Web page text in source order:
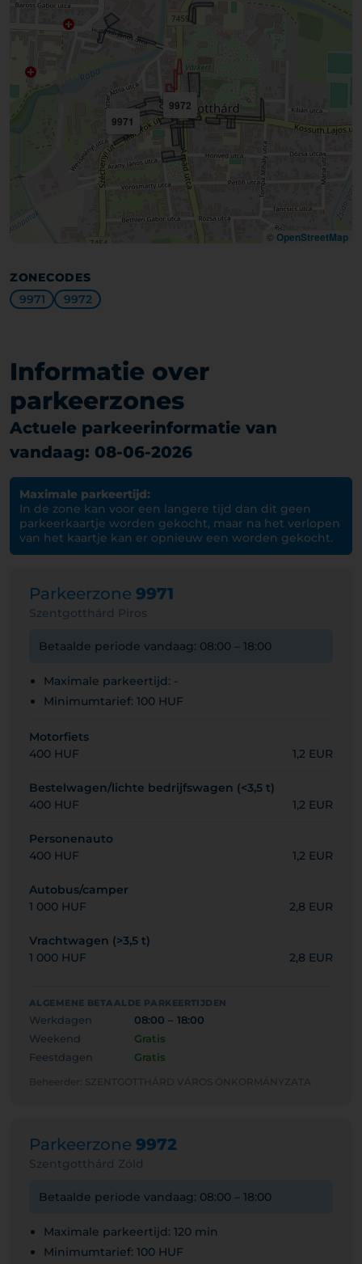
9971
9972
© OpenStreetMap
ZONECODES
9971
9972
Informatie over
parkeerzones
Actuele parkeerinformatie van
vandaag: 08-06-2026
Maximale parkeertijd:
In de zone kan voor een langere tijd dan dit geen
parkeerkaartje worden gekocht, maar na het verlopen
van het kaartje kan er opnieuw een worden gekocht.
Parkeerzone 9971
Szentgotthárd Piros
Betaalde periode vandaag: 08:00 – 18:00
Maximale parkeertijd: -
Minimumtarief: 100 HUF
Motorfiets
400 HUF
1,2 EUR
Bestelwagen/lichte bedrijfswagen (<3,5 t)
400 HUF
1,2 EUR
Personenauto
400 HUF
1,2 EUR
Autobus/camper
1 000 HUF
2,8 EUR
Vrachtwagen (>3,5 t)
1 000 HUF
2,8 EUR
ALGEMENE BETAALDE PARKEERTIJDEN
Werkdagen
08:00 – 18:00
Weekend
Gratis
Feestdagen
Gratis
Beheerder: SZENTGOTTHÁRD VÁROS ÖNKORMÁNYZATA
Parkeerzone 9972
Szentgotthárd Zöld
Betaalde periode vandaag: 08:00 – 18:00
Maximale parkeertijd: 120 min
Minimumtarief: 100 HUF